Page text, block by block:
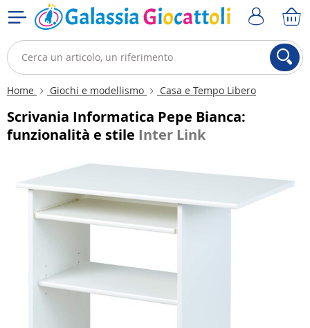
Home Giochi e modellismo Casa e Tempo Libero
Scrivania Informatica Pepe Bianca:
funzionalità e stile Inter Link